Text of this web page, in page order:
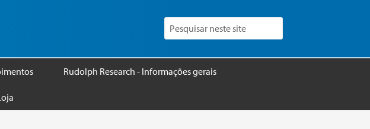
Rudolph Research - Informações gerais